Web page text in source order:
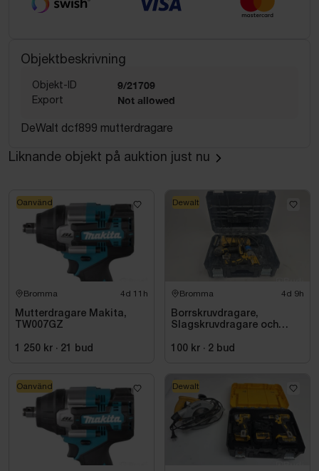
Objektbeskrivning
Objekt-ID 9/21709
Export Not allowed
DeWalt dcf899 mutterdragare
Liknande objekt på auktion just nu
Bromma 4d 11h
Mutterdragare Makita,
TW007GZ
1 250 kr · 21 bud
Oanvänd
Bromma 4d 9h
Borrskruvdragare,
Slagskruvdragare och
100 kr · 2 bud
Dewalt
Oanvänd Dewalt